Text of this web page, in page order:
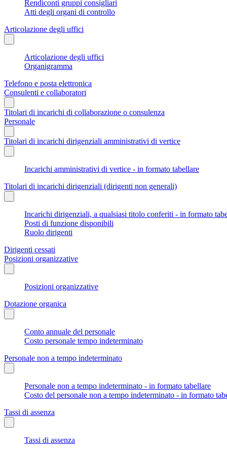
Rendiconti gruppi consigliari
Atti degli organi di controllo
Articolazione degli uffici
Articolazione degli uffici
Organigramma
Telefono e posta elettronica
Consulenti e collaboratori
Titolari di incarichi di collaborazione o consulenza
Personale
Titolari di incarichi dirigenziali amministrativi di vertice
Incarichi amministrativi di vertice - in formato tabellare
Titolari di incarichi dirigenziali (dirigenti non generali)
Incarichi dirigenziali, a qualsiasi titolo conferiti - in formato
Posti di funzione disponibili
Ruolo dirigenti
Dirigenti cessati
Posizioni organizzative
Posizioni organizzative
Dotazione organica
Conto annuale del personale
Costo personale tempo indeterminato
Personale non a tempo indeterminato
Personale non a tempo indeterminato - in formato tabellare
Costo del personale non a tempo indeterminato - in formato
Tassi di assenza
Tassi di assenza